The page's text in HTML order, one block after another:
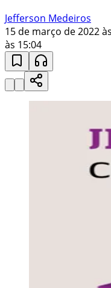
Jefferson Medeiros
15 de março de 2022
às 15:04